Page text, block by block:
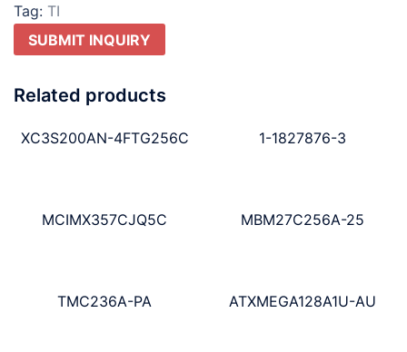
Tag: TI
SUBMIT INQUIRY
Related products
XC3S200AN-4FTG256C 1-1827876-3
MCIMX357CJQ5C MBM27C256A-25
TMC236A-PA ATXMEGA128A1U-AU